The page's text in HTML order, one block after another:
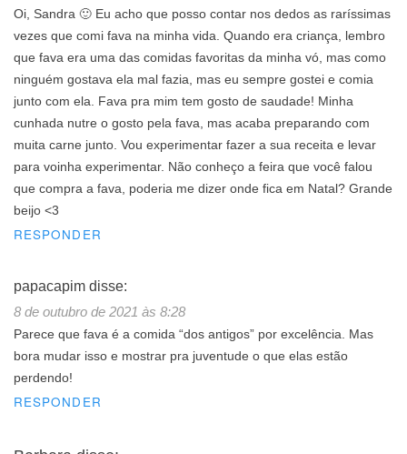
Oi, Sandra 🙂 Eu acho que posso contar nos dedos as raríssimas
vezes que comi fava na minha vida. Quando era criança, lembro
que fava era uma das comidas favoritas da minha vó, mas como
ninguém gostava ela mal fazia, mas eu sempre gostei e comia
junto com ela. Fava pra mim tem gosto de saudade! Minha
cunhada nutre o gosto pela fava, mas acaba preparando com
muita carne junto. Vou experimentar fazer a sua receita e levar
para voinha experimentar. Não conheço a feira que você falou
que compra a fava, poderia me dizer onde fica em Natal? Grande
beijo <3
RESPONDER
papacapim disse:
8 de outubro de 2021 às 8:28
Parece que fava é a comida “dos antigos” por excelência. Mas
bora mudar isso e mostrar pra juventude o que elas estão
perdendo!
RESPONDER